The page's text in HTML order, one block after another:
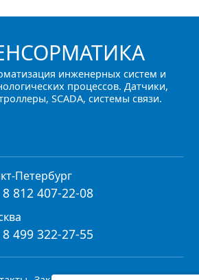
инженерных систем и
процессов. Датчики,
SCADA, системы связи.
Петербург
8 812 407-22-08
8 499 322-27-55